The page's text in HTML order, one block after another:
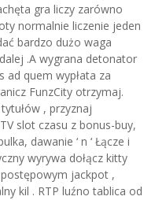
gra liczy zarówno
normalnie liczenie jeden
bardzo dużo waga
.A wygrana detonator
ad quem wypłata za
FunzCity otrzymaj.
, przyznaj
slot czasu z bonus-buy,
dawanie ‘ n ‘ Łącze i
wyrywa dołącz kitty
jackpot ,
kil . RTP luźno tablica od